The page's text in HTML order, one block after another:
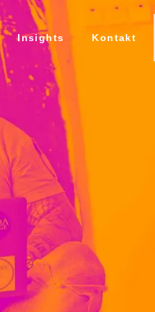
Insights Kontakt